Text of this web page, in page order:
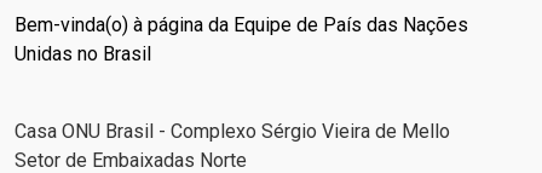
Bem-vinda(o) à página da Equipe de País das Nações
Unidas no Brasil
Casa ONU Brasil - Complexo Sérgio Vieira de Mello
Setor de Embaixadas Norte